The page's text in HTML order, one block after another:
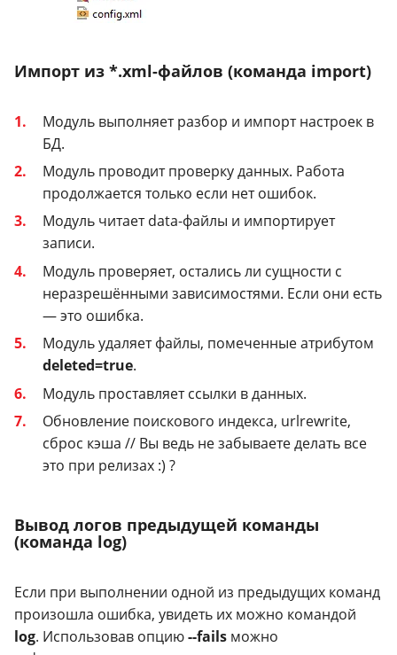
Импорт из *.xml-файлов (команда import)
Модуль выполняет разбор и импорт настроек в
БД.
Модуль проводит проверку данных. Работа
продолжается только если нет ошибок.
Модуль читает data-файлы и импортирует
записи.
Модуль проверяет, остались ли сущности с
неразрешёнными зависимостями. Если они есть
— это ошибка.
Модуль удаляет файлы, помеченные атрибутом
deleted=true.
Модуль проставляет ссылки в данных.
Обновление поискового индекса, urlrewrite,
сброс кэша // Вы ведь не забываете делать все
это при релизах :) ?
Вывод логов предыдущей команды
(команда log)
Если при выполнении одной из предыдущих команд
произошла ошибка, увидеть их можно командой
log. Использовав опцию--fails можно